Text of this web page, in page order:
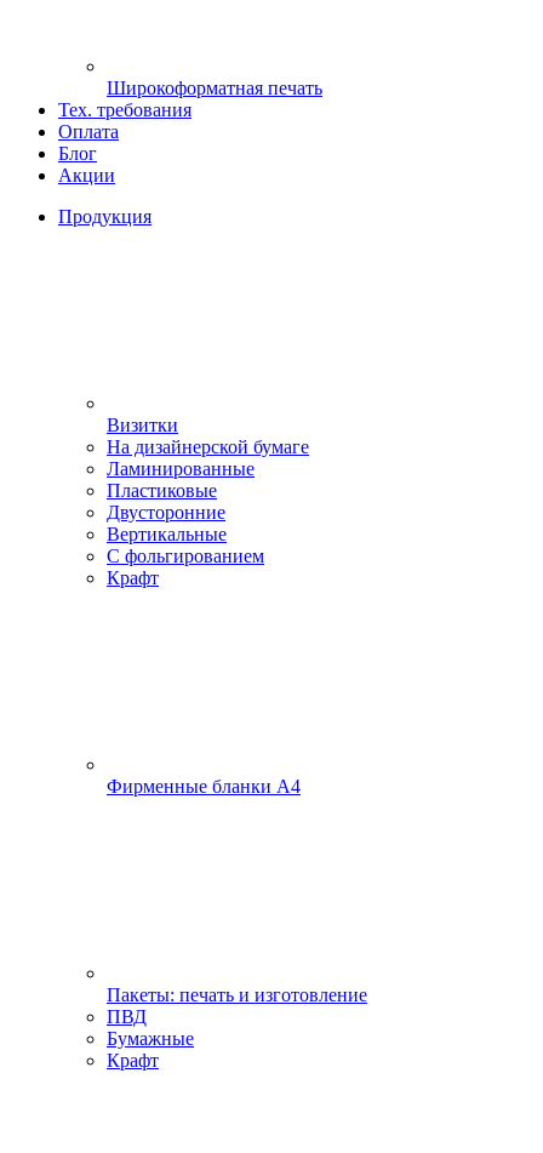
Широкоформатная печать
Тех. требования
Оплата
Блог
Акции
Продукция
Визитки
На дизайнерской бумаге
Ламинированные
Пластиковые
Двусторонние
Вертикальные
С фольгированием
Крафт
Фирменные бланки А4
Пакеты: печать и изготовление
ПВД
Бумажные
Крафт